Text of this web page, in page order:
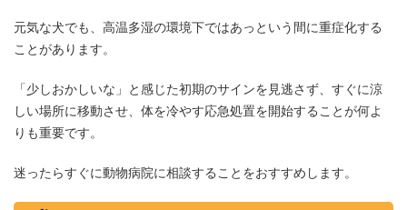
元気な犬でも、高温多湿の環境下ではあっという間に重症化する
ことがあります。
「少しおかしいな」と感じた初期のサインを見逃さず、すぐに涼
しい場所に移動させ、体を冷やす応急処置を開始することが何よ
りも重要です。
迷ったらすぐに動物病院に相談することをおすすめします。